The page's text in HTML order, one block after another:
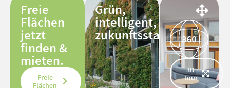
Freie
Flächen
jetzt
finden &
mieten.
Freie
Flächen
Grün,
intelligent,
zukunftsstark.
3D
Tour